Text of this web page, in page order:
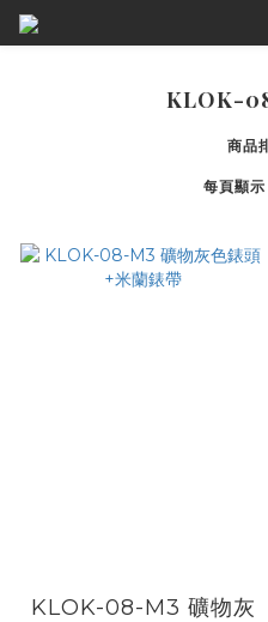
KLOK-
商品
每頁顯
KLOK-08-M3 礦物灰